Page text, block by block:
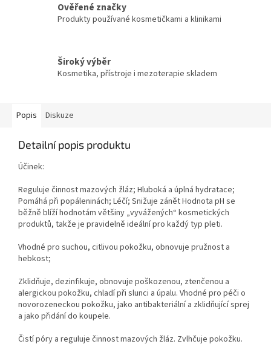
Ověřené značky
Produkty používané kosmetičkami a klinikami
Široký výběr
Kosmetika, přístroje i mezoterapie skladem
Popis Diskuze
Detailní popis produktu
Účinek:
Reguluje činnost mazových žláz; Hluboká a úplná hydratace;
Pomáhá při popáleninách; Léčí; Snižuje zánět Hodnota pH se
běžně blíží hodnotám většiny „vyvážených“ kosmetických
produktů, takže je pravidelně ideální pro každý typ pleti.
Vhodné pro suchou, citlivou pokožku, obnovuje pružnost a
hebkost;
Zklidňuje, dezinfikuje, obnovuje poškozenou, ztenčenou a
alergickou pokožku, chladí při slunci a úpalu. Vhodné pro péči o
novorozeneckou pokožku, jako antibakteriální a zklidňující sprej
a jako přidání do koupele.
Čistí póry a reguluje činnost mazových žláz. Zvlhčuje pokožku.